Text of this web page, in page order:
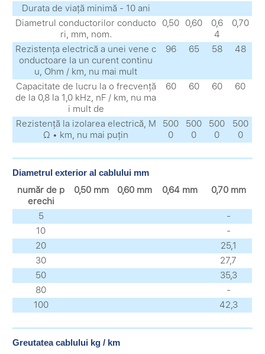
Durata de viață minimă - 10 ani
Diametrul conductorilor conducto
ri, mm, nom.
0,50 0,60
0,6
4
0,70
Rezistența electrică a unei vene c
onductoare la un curent continu
u, Ohm / km, nu mai mult
96 65 58 48
Capacitate de lucru la o frecvență
de la 0,8 la 1,0 kHz, nF / km, nu ma
i mult de
60 60 60 60
Rezistență la izolarea electrică, M
Ω • km, nu mai puțin
500
0
500
0
500
0
500
0
Diametrul exterior al cablului mm
număr de p
erechi
0,50 mm 0,60 mm 0,64 mm 0,70 mm
5
-
10
-
20
25,1
30
27,7
50
35,3
80
-
100
42,3
Greutatea cablului kg / km